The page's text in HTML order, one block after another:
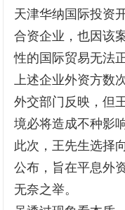
天津华纳国际投资
合资企业，也因该
性的国际贸易无法
上述企业外资方数
外交部门反映，但
境必将造成不种影
此次，王先生选择
公布，旨在平息外
无奈之举。